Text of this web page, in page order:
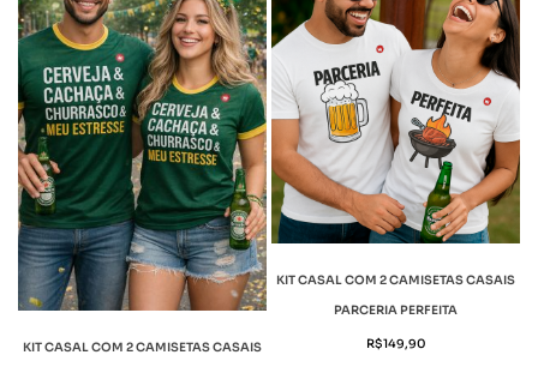
KIT CASAL COM 2 CAMISETAS CASAIS
KIT CASAL COM 2 CAMISETAS CASAIS
PARCERIA PERFEITA
R$149,90